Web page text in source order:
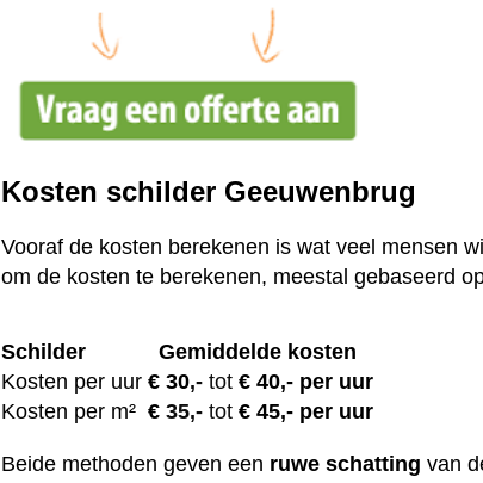
Kosten schilder Geeuwenbrug
Vooraf de kosten berekenen is wat veel mensen
om de kosten te berekenen, meestal gebaseerd
Schilder
Gemiddelde kosten
Kosten per uur € 30,-tot € 40,- per uur
Kosten per m²€35,- tot € 45,- per uur
Beide methoden geven een ruwe schatting van